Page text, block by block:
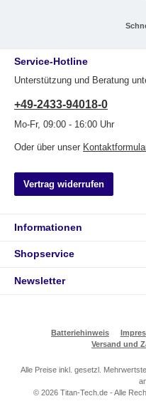
Service-Hotline
Unterstützung und Beratung
+49-2433-94018-0
Mo-Fr, 09:00 - 16:00 Uhr
Oder über unser
Vertrag widerrufen
Informationen
Shopservice
Newsletter
Batteriehinweis
Versand und
Alle Preise inkl. gesetzl.
© 2026 Titan-Tech.de - Alle